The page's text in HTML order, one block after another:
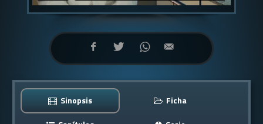
Sinopsis
Ficha